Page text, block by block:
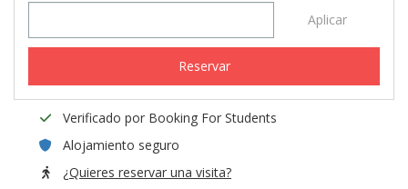
Aplicar
Reservar
Verificado por Booking For Students
Alojamiento seguro
¿Quieres reservar una visita?